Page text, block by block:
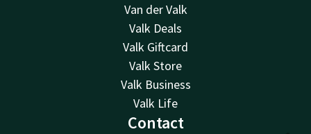
Van der Valk
Valk Deals
Valk Giftcard
Valk Store
Valk Business
Valk Life
Contact